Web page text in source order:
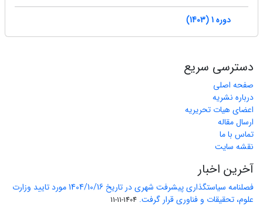
دوره 1 (1403)
دسترسی سریع
صفحه اصلی
درباره نشریه
اعضای هیات تحریریه
ارسال مقاله
تماس با ما
نقشه سایت
آخرین اخبار
فصلنامه سیاستگذاری پیشرفت شهری در تاریخ 1404/10/16 مورد تایید وزارت
علوم، تحقیقات و فناوری قرار گرفت. 1404-11-11